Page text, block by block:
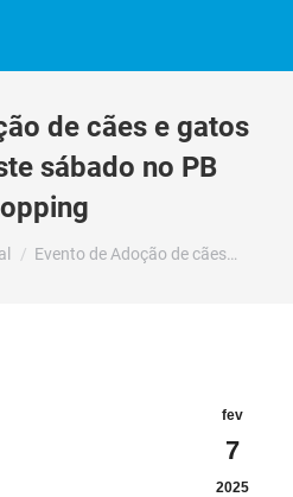
de cães e gatos
sábado no PB
Evento de Adoção de cães…
fev
7
2025